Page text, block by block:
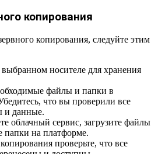
копирования
копирования, следуйте этим
носителе для хранения
файлы и папки в
что вы проверили все
и данные.
облачный сервис, загрузите файлы
папки на платформе.
проверьте, что все